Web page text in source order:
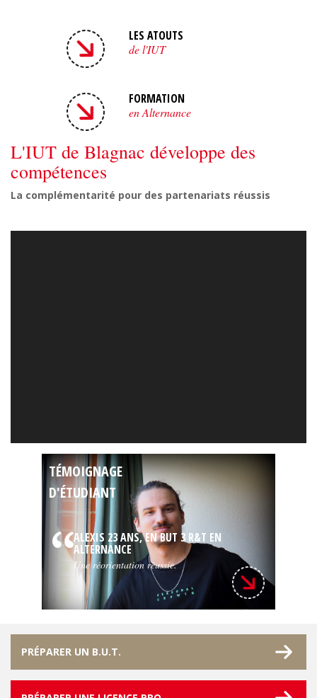
LES ATOUTS
de l'IUT
FORMATION
en Alternance
L'IUT de Blagnac développe des
compétences
La complémentarité pour des partenariats réussis
TÉMOIGNAGE
D'ÉTUDIANT
ALEXIS 23 ANS, EN BUT 3 R&T EN
ALTERNANCE
Une réorientation réussie.
PRÉPARER UN B.U.T.